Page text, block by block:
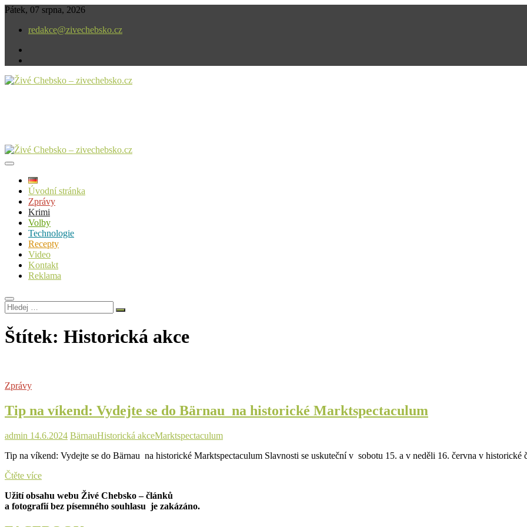
Skip
content
Pátek, 07 srpna, 2026
redakce@zivechebsko.cz
Úvodní stránka
Zprávy
Krimi
Volby
Technologie
Recepty
Video
Kontakt
Reklama
Hledej
…
Štítek: Historická akce
Zprávy
Tip na víkend: Vydejte se do Bärnau na historické Marktspectaculum
admin 14.6.2024 BärnauHistorická akceMarktspectaculum
Tip na víkend: Vydejte se do Bärnau na historické Marktspectaculum Slavnosti se uskuteční v sobotu 15. a v neděli 16. června v historické
Čtěte víceTip
víkend:
Vydejte
Užití obsahu webu Živé Chebsko – článků
a fotografií bez písemného souhlasu je zakázáno.